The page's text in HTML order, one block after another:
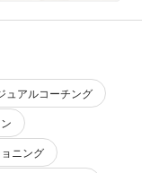
ュアルコーチング
ニング